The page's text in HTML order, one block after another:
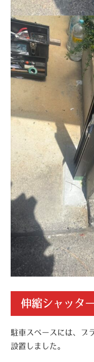
伸縮シャッタ
駐車スペースには、ブ
設置しました。